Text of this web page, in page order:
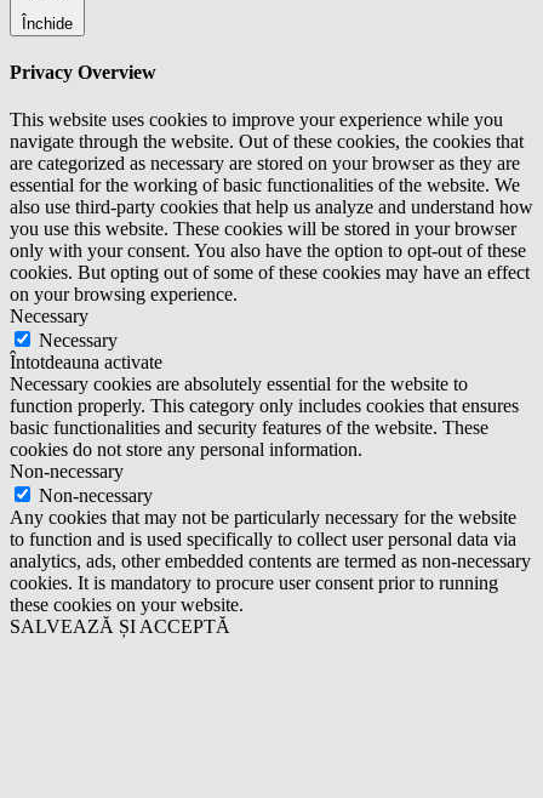
Închide
Privacy Overview
This website uses cookies to improve your experience while you
navigate through the website. Out of these cookies, the cookies that
are categorized as necessary are stored on your browser as they are
essential for the working of basic functionalities of the website. We
also use third-party cookies that help us analyze and understand how
you use this website. These cookies will be stored in your browser
only with your consent. You also have the option to opt-out of these
cookies. But opting out of some of these cookies may have an effect
on your browsing experience.
Necessary
Necessary
Întotdeauna activate
Necessary cookies are absolutely essential for the website to
function properly. This category only includes cookies that ensures
basic functionalities and security features of the website. These
cookies do not store any personal information.
Non-necessary
Non-necessary
Any cookies that may not be particularly necessary for the website
to function and is used specifically to collect user personal data via
analytics, ads, other embedded contents are termed as non-necessary
cookies. It is mandatory to procure user consent prior to running
these cookies on your website.
SALVEAZĂ ȘI ACCEPTĂ